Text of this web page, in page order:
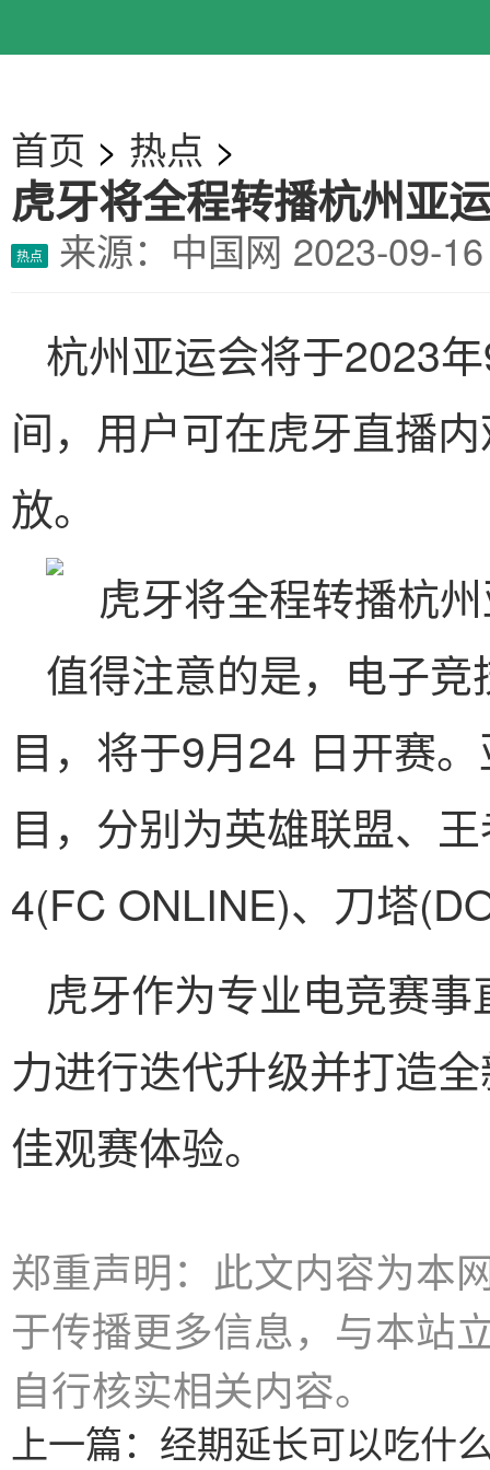
首页 > 热点 >
虎牙将全程转播杭州亚
热点 来源：中国网 2023-09-
杭州亚运会将于2023
间，用户可在虎牙直播
放。
值得注意的是，电子
目，将于9月24 日开赛
目，分别为英雄联盟、
4(FC ONLINE)、刀塔
虎牙作为专业电竞赛
力进行迭代升级并打造
佳观赛体验。
郑重声明：此文内容为本
于传播更多信息，与本站
自行核实相关内容。
上一篇： 经期延长可以吃什